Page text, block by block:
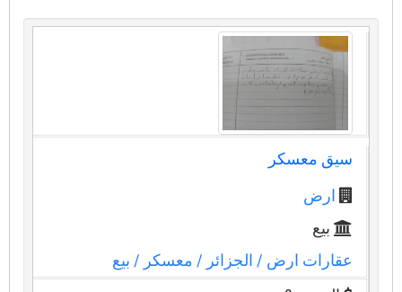
سيق معسكر
ارض
بيع
عقارات ارض / الجزائر / معسكر / بيع